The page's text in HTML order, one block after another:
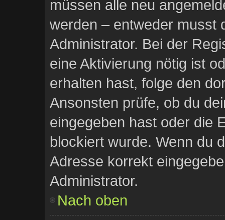
müssen alle neu
werden – entweder musst
Administrator. Bei der
eine Aktivierung nötig ist
erhalten hast, folge den
Ansonsten prüfe, ob du
eingegeben hast oder die
blockiert wurde. Wenn du
Adresse korrekt
Administrator.
Nach oben